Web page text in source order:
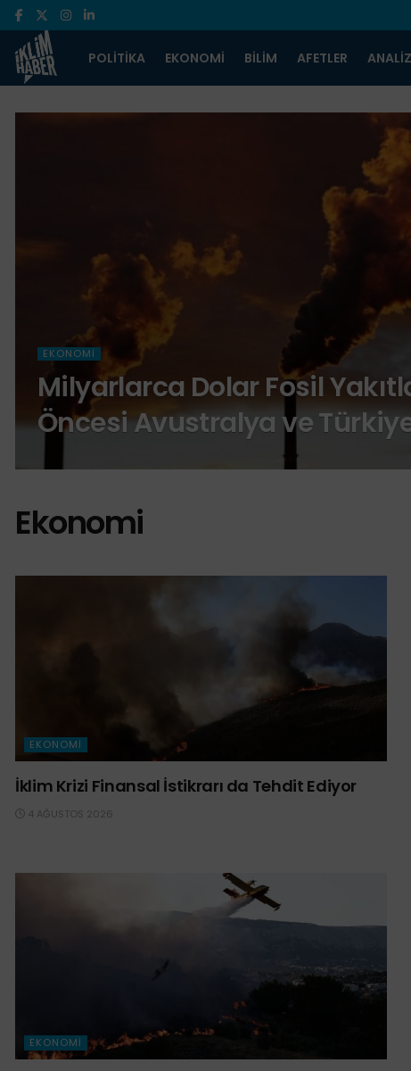
POLITIKA EKONOMI BILIM AFETLER ANALIZ
EKONOMI
Milyarlarca Dolar Fosil
Öncesi Avustralya ve
Ekonomi
EKONOMI
İklim Krizi Finansal İstikrarı da Tehdit Ediyor
4 AĞUSTOS 2026
EKONOMI